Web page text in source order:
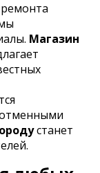
Магазин
станет